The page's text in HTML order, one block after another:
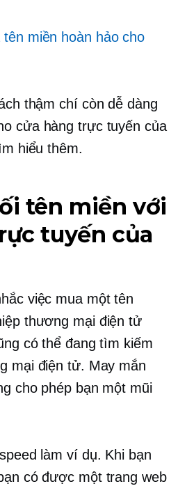
tên miền hoàn hảo cho
thậm chí còn dễ dàng
cửa hàng trực tuyến của
hiểu thêm.
tên miền với
tuyến của
việc mua một tên
thương mại điện tử
có thể đang tìm kiếm
mại điện tử. May mắn
cho phép bạn một mũi
làm ví dụ. Khi bạn
có được một trang web